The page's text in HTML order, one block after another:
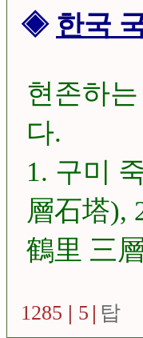
◈ 한국
현존하
다.
1. 구미
層石塔),
鶴里 三
성 탑리
1285 | 5 | 탑